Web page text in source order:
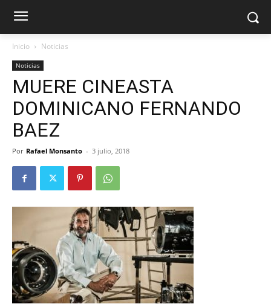
Inicio Noticias
Noticias
MUERE CINEASTA
DOMINICANO FERNANDO
BAEZ
Por Rafael Monsanto - 3 julio, 2018